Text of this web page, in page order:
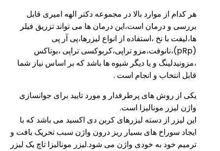
هر کدام از موارد بالا در مجموعه دکتر الهه امیری قابل
بررسی و درمان است،این درمان ها می تواند تزریق فیلر
ها،لیفت با نخ ،استفاده از انواع لیزرها،پی آر پی
(pRp)،نانوفت،مزو تراپی،کربوکسی تراپی ،بوتاکس
،مزونیدلینگ و یا دیگر شیوه ها باشد که بر اساس نیاز شما
قابل انتخاب و انجام است .
یکی از روش های پرطرفدار و مورد تایید برای جوانسازی
واژن لیزر مونالیزا است.
این لیزر از دسته لیزرهای کربن دی اکسید می باشد که با
ایجاد سوراخ های بسیار ریز درون واژن سبب تحریک بافت و
ترمیم خود به خودی واژن می شود.لیزر مونالیزا تاچ یک لیزر